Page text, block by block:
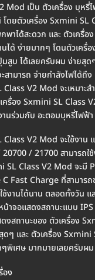
Mod เป็น ตัวเครื่อง บุหรี่
ดยตัวเครื่อง Sxmini SL
พาได้สะดวก และ ตัวเครื่
ได้ ง่ายมากๆ โดนตัวเครื่
สูบ ได้เลยครับผม ง่ายสุด
ามารถ จ่ายกำลังไฟได้ถึง
V2 Mod จะเหมาะ
ครื่อง Sxmini SL Class
านร่วมกับ อะตอมบุหรี่ไฟฟ้
V2 Mod จะใช้งาน
/ 21700 สามารถใ
SL Class V2 Mod จะมี
Fast Charge ที่สามารถ
ช้งานได้นาน ตลอดทั้งวัน
น้าจอแสดงสถานะแบบ
งสถานะของ ตัวเครื่อง
ดๆ และ ตัวเครื่อง Sxmini
เศษ มากมายเลยครับผม
อง